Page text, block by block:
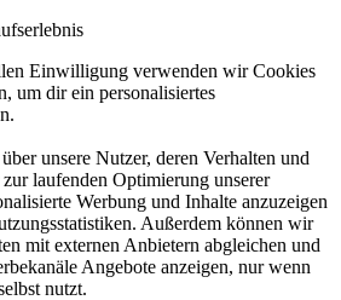
Einwilligung verwenden wir Cookies
um dir ein personalisiertes
unsere Nutzer, deren Verhalten und
laufenden Optimierung unserer
Werbung und Inhalte anzuzeigen
Außerdem können wir
mit externen Anbietern abgleichen und
Angebote anzeigen, nur wenn
nutzt.